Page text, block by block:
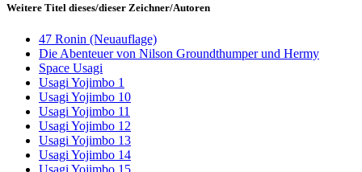
Weitere Titel dieses/dieser Zeichner/Autoren
47 Ronin (Neuauflage)
Die Abenteuer von Nilson Groundthumper und Hermy
Space Usagi
Usagi Yojimbo 1
Usagi Yojimbo 10
Usagi Yojimbo 11
Usagi Yojimbo 12
Usagi Yojimbo 13
Usagi Yojimbo 14
Usagi Yojimbo 15